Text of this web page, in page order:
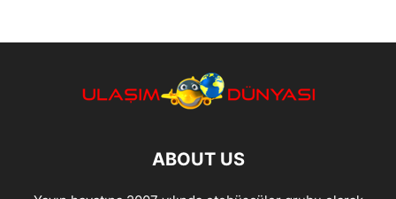
ABOUT US